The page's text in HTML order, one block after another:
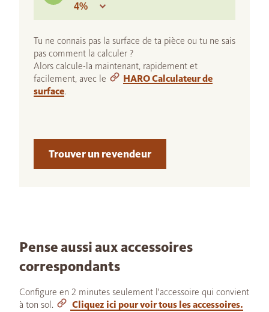
Tu ne connais pas la surface de ta pièce ou tu ne sais
pas comment la calculer ?
Alors calcule-la maintenant, rapidement et
facilement, avec le
HARO Calculateur de
surface.
Trouver un revendeur
Pense aussi aux accessoires
correspondants
Configure en 2 minutes seulement l'accessoire qui convient
à ton sol.
Cliquez ici pour voir tous les accessoires.